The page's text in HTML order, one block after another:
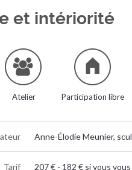
et intériorité
Atelier Participation libre
Anne-Élodie Meunier,
Tarif 207 € - 182 € si vous